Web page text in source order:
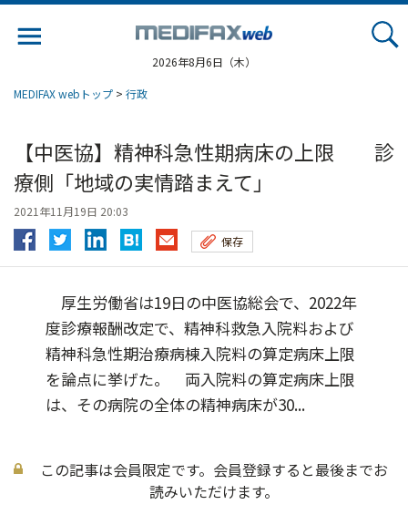
2026年8月6日（木）
MEDIFAX webトップ > 行政
【中医協】精神科急性期病床の上限 診
療側「地域の実情踏まえて」
2021年11月19日 20:03
保存
厚生労働省は19日の中医協総会で、2022年
度診療報酬改定で、精神科救急入院料および
精神科急性期治療病棟入院料の算定病床上限
を論点に挙げた。 両入院料の算定病床上限
は、その病院の全体の精神病床が30...
この記事は会員限定です。会員登録すると最後までお
読みいただけます。